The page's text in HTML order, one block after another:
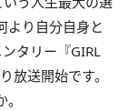
より自分自身と
タリー『GIRL
送開始です。